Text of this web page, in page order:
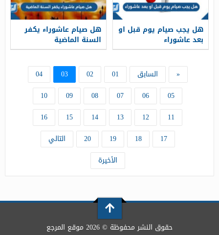
هل يجب صيام يوم قبل او
بعد عاشوراء
هل صيام عاشوراء يكفر
السنة الماضية
« السابق 01
02
03
04
05
06
07
08
09
10
11
12
13
14
15
16
17
18
19
20
التالي
الأخيرة
حقوق النشر محفوظة © 2026 موقع المرجع